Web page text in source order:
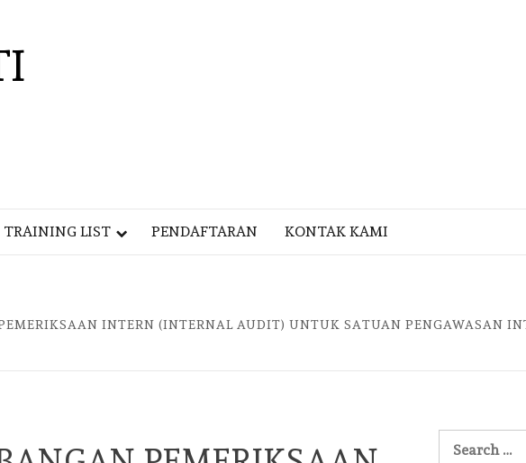
TRAINING LIST PENDAFTARAN KONTAK KAMI
INTERN (INTERNAL AUDIT) UNTUK SATUAN PENGAWASAN